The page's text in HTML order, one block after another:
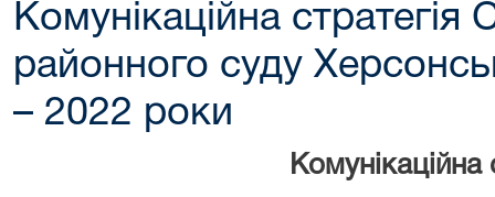
Комунікаційна стратегія
районного суду
– 2022 роки
Комунікаційна